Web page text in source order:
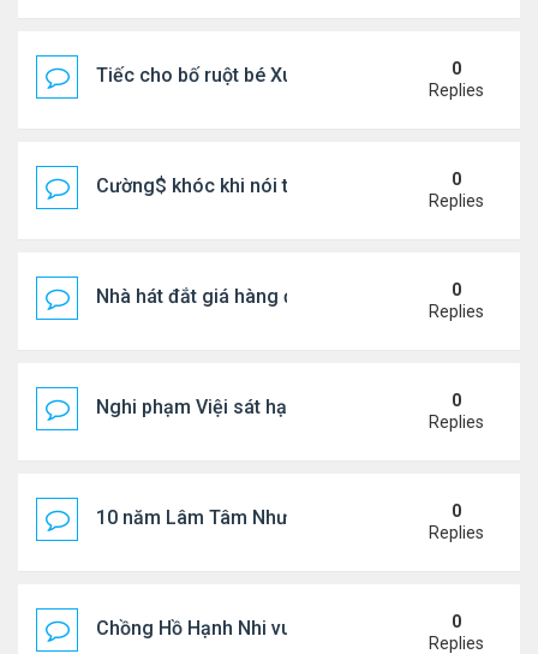
Tiếc cho bố ruột bé Xuân Mai ở Mỹ
0
Replies
Cường$ khóc khi nói thật về hôn nhân
0
Replies
Nhà hát đắt giá hàng đầu tg ở VN
0
Replies
Nghi phạm Việi sát hại cụ bà 91 tuổi, phi tang xác
0
Replies
10 năm Lâm Tâm Như - Hoắc Kiến Hoa
0
Replies
Chồng Hồ Hạnh Nhi vui vẻ ôm người cũ của vợ
0
Replies